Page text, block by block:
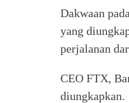
Dakwaan
yang
perjalanan
CEO FTX,
diungkapkan.